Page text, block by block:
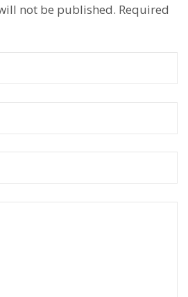
not be published. Required